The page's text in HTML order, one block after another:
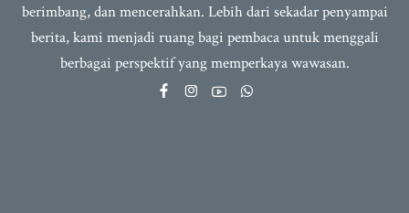
berimbang, dan mencerahkan. Lebih dari sekadar penyampai
berita, kami menjadi ruang bagi pembaca untuk menggali
berbagai perspektif yang memperkaya wawasan.